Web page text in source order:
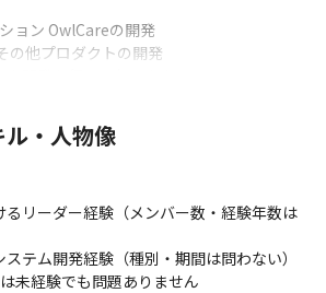
ョン OwlCareの開発
他プロダクトの開発
の課題と期待すること】
専門のCTOが開発組織全体を管掌してい
が課題となっています。
ト、開発上流工程を担っていただける方を
調整
のメンバーフォロー
・人物像
るリーダー経験（メンバー数・経験年数は
テム開発経験（種別・期間は問わない）
未経験でも問題ありません